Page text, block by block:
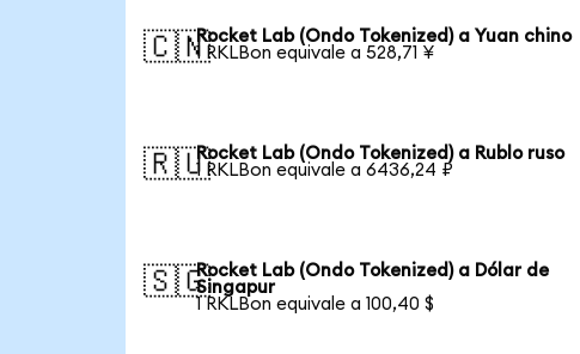
🇨🇳Rocket Lab (Ondo Tokenized) a Yuan chino
1 RKLBon equivale a 528,71 ¥
🇷🇺Rocket Lab (Ondo Tokenized) a Rublo ruso
1 RKLBon equivale a 6436,24 ₽
🇸🇬Rocket Lab (Ondo Tokenized) a Dólar de
Singapur
1 RKLBon equivale a 100,40 $